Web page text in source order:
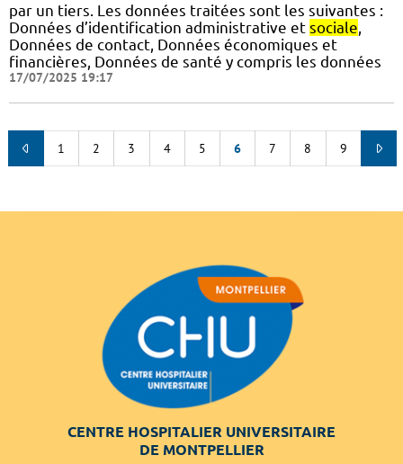
par un tiers. Les données traitées sont les suivantes :
Données d’identification administrative et sociale
Données de contact, Données économiques et
financières, Données de santé y compris les données
17/07/2025 19:17
1 2 3 4 5 6 7 8 9
CENTRE HOSPITALIER UNIVERSITAIRE
DE MONTPELLIER